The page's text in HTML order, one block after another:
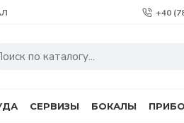
+40
СЕРВИЗЫ БОКАЛЫ